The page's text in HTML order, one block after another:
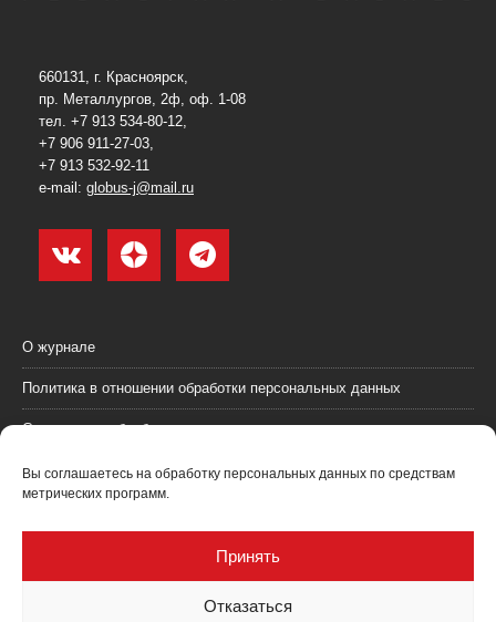
Вы соглашаетесь на обработку персональных данных по средствам
метрических программ.
Принять
Отказаться
660131, г. Красноярск,
пр. Металлургов, 2ф, оф. 1-08
тел. +7 913 534-80-12,
+7 906 911-27-03,
+7 913 532-92-11
e-mail: globus-j@mail.ru
О журнале
Политика в отношении обработки персональных данных
Согласие на обработку персональных данных
Пользовательское соглашение (оферта)